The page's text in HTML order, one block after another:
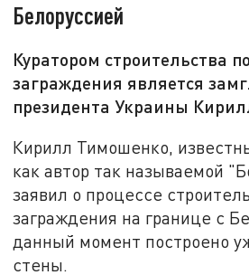
Белоруссией
Куратором строительства
заграждения является
президента Украины
Кирилл Тимошенко,
как автор так называемой
заявил о процессе
заграждения на границе с
данный момент построено
стены.